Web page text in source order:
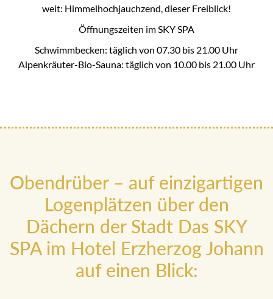
weit: Himmelhochjauchzend, dieser Freiblick!
Öffnungszeiten im SKY SPA
Schwimmbecken: täglich von 07.30 bis 21.00 Uhr
Alpenkräuter-Bio-Sauna: täglich von 10.00 bis 21.00 Uhr
Obendrüber – auf einzigartigen
Logenplätzen über den
Dächern der Stadt Das SKY
SPA im Hotel Erzherzog Johann
auf einen Blick: